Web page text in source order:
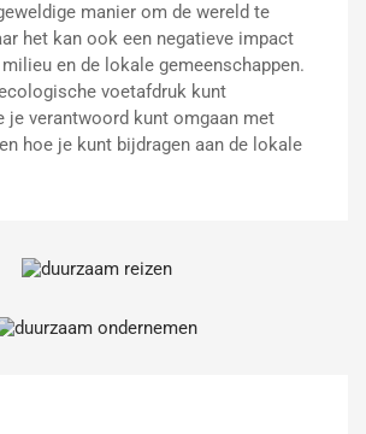
manier om de wereld te
het kan ook een negatieve impact
en de lokale gemeenschappen.
voetafdruk kunt
je verantwoord kunt omgaan met
hoe je kunt bijdragen aan de lokale